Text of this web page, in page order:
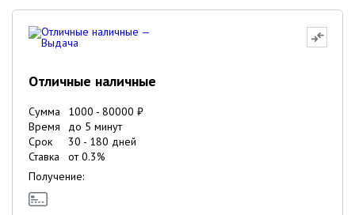
Отличные наличные
Сумма 1000 - 80000 ₽
Время
до 5 минут
Срок
30 - 180 дней
Ставка
от0.3%
Получение: